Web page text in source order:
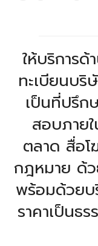
ให้บริการ
ทะเบียนบริ
เป็นที่ปรึ
สอบภาย
ตลาด สื่อโ
กฎหมาย ด้
พร้อมด้วยบ
ราคาเป็นธ